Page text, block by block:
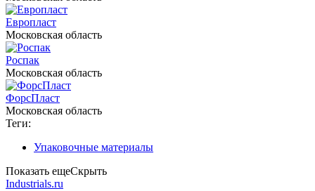
Европласт
Московская область
Роспак
Московская область
ФорсПласт
Московская область
Теги:
Упаковочные материалы
Показать ещеСкрыть
Industrials.ru